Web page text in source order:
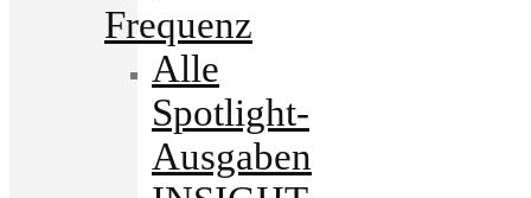
Frequenz
Alle
Spotlight-
Ausgaben